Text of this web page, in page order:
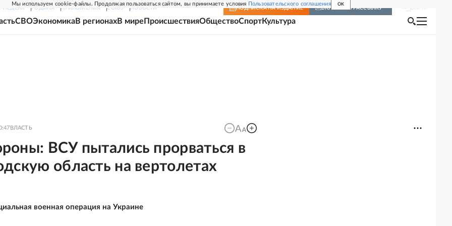
Мы используем cookie-файлы. Продолжая пользоваться сайтом, вы принимаете условия Пользовательского соглашения OK
НЕДЕЛЯ РОДИНА ПРИЛОЖЕНИЯ СОЮЗ НОВОСТИ ПОДПИСКА НА ИЗДАНИЕ ВКЛЮЧИТЬ РАССЫЛКУ
СВОЭкономикаВ регионахВ мире ПроисшествияОбществоСпортКультура
ВЛАСТЬ
ВСУ пытались прорваться в
область на вертолетах
военная операция на Украине